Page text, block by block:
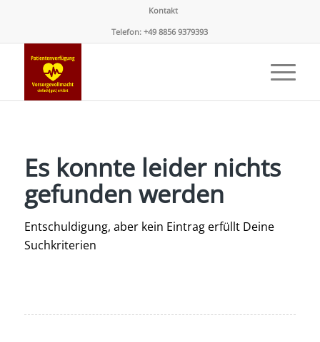
Kontakt
Telefon: +49 8856 9379393
Es konnte leider nichts
gefunden werden
Entschuldigung, aber kein Eintrag erfüllt Deine
Suchkriterien